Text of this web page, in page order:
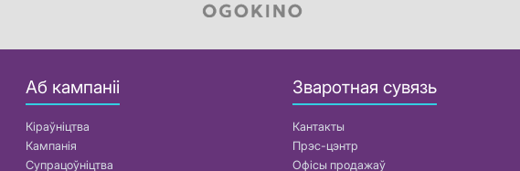
Аб кампаніі
Кіраўніцтва
Кампанія
Супрацоўніцтва
Зваротная сувязь
Кантакты
Прэс-цэнтр
Офісы продажаў